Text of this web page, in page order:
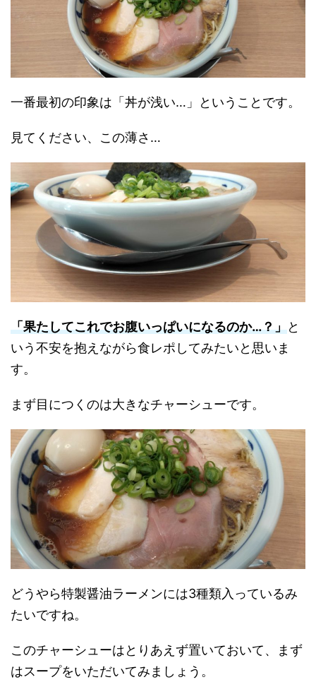
一番最初の印象は「丼が浅い…」ということです。
見てください、この薄さ…
「果たしてこれでお腹いっぱいになるのか…？」と
いう不安を抱えながら食レポしてみたいと思いま
す。
まず目につくのは大きなチャーシューです。
どうやら特製醤油ラーメンには3種類入っているみ
たいですね。
このチャーシューはとりあえず置いておいて、まず
はスープをいただいてみましょう。